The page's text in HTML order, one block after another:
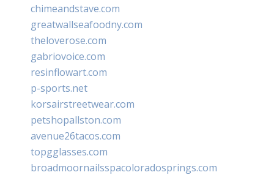
chimeandstave.com
greatwallseafoodny.com
theloverose.com
gabriovoice.com
resinflowart.com
p-sports.net
korsairstreetwear.com
petshopallston.com
avenue26tacos.com
topgglasses.com
broadmoornailsspacoloradosprings.com